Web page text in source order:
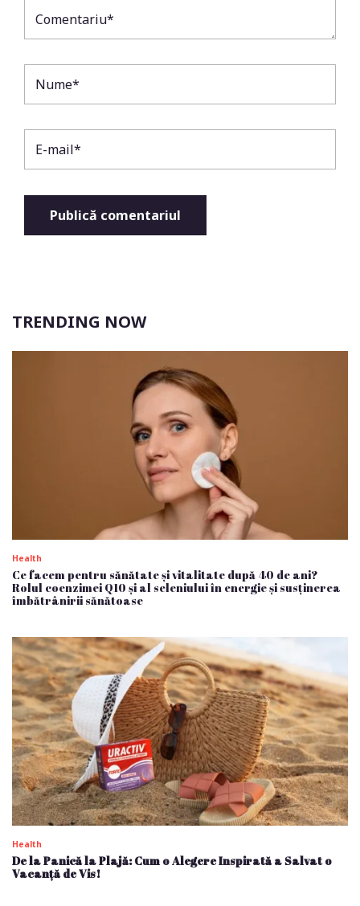
TRENDING NOW
Health
Ce facem pentru sănătate și vitalitate după 40 de ani?
Rolul coenzimei Q10 și al seleniului în energie și susținerea
îmbătrânirii sănătoase
Health
De la Panică la Plajă: Cum o Alegere Inspirată a Salvat o
Vacanță de Vis!